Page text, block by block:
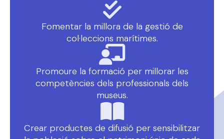
Fomentar la millora de la gestió de
col·leccions marítimes.
Promoure la formació per millorar les
competències dels professionals dels
museus.
Crear productes de difusió per sensibilitzar